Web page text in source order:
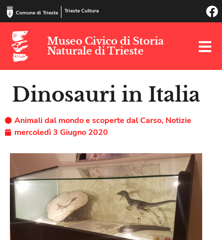
Comune di Trieste Trieste Cultura
Museo Civico di Storia
Naturale di Trieste
Dinosauri in Italia
Animali dal mondo e scoperte dal Carso, Notizie
mercoledì 3 Giugno 2020